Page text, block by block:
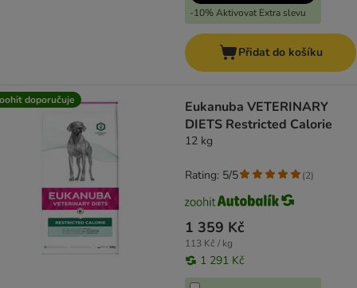
-10% Aktivovat Extra slevu
Přidat do košíku
doporučuje
Eukanuba VETERINARY
DIETS Restricted Calorie
12 kg
1 359 Kč
113 Kč / kg
1 291 Kč
Rating: 5/5 (2)